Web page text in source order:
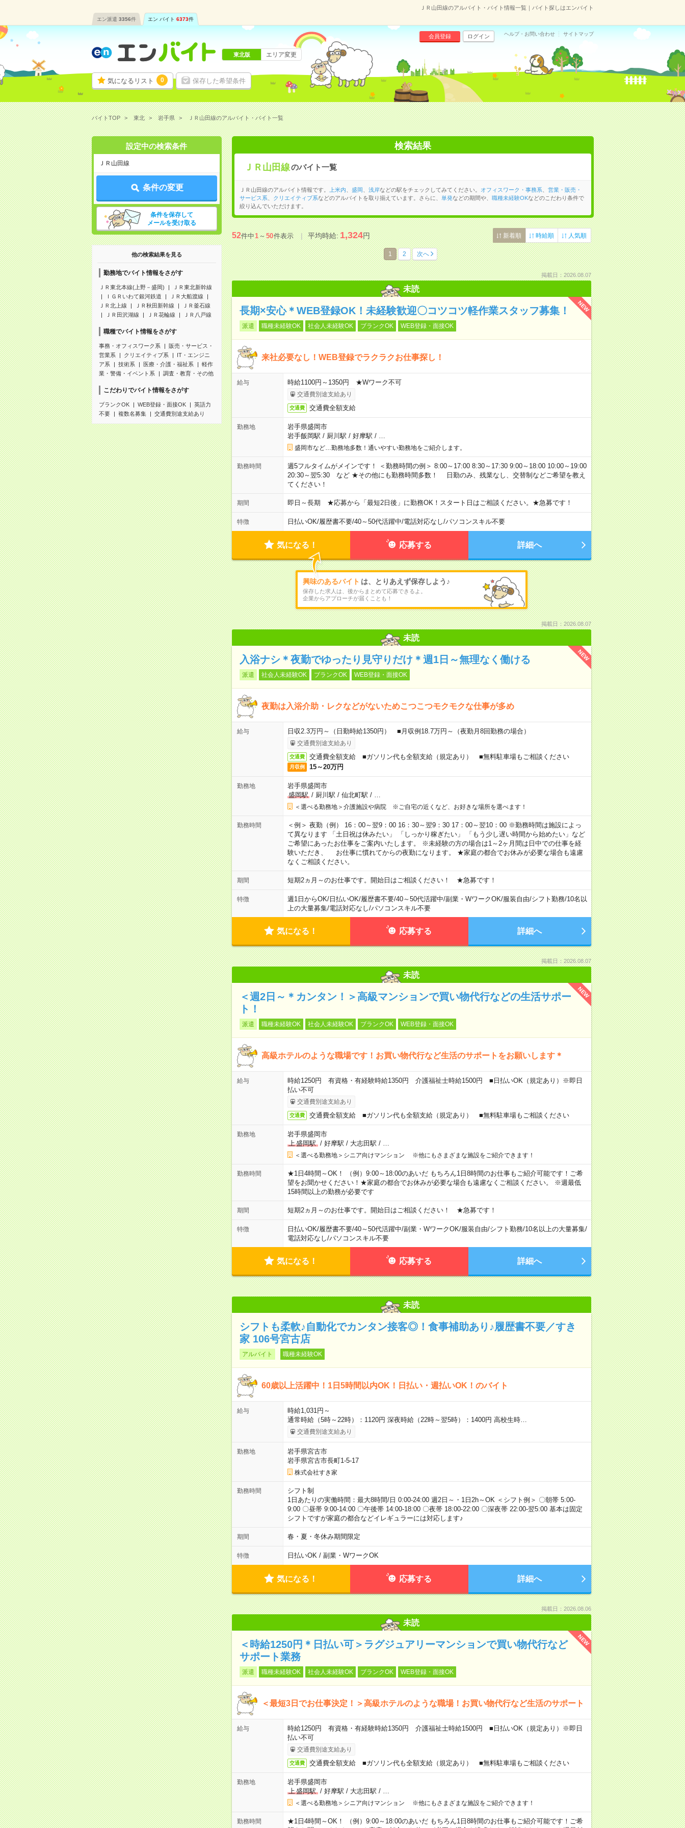
ＪＲ山田線のアルバイト・バイト情報一覧｜バイト探しはエンバイト
エン派遣 3356件 エン バイト 6373件
気になるリスト 0 保存した希望条件
会員登録 ログイン ヘルプ・お問い合わせ サイトマップ
東北版 エリア変更
バイトTOP 東北 岩手県 ＪＲ山田線のアルバイト・バイト一覧
設定中の検索条件
ＪＲ山田線
条件の変更
条件を保存して
メールを受け取る
他の検索結果を見る
勤務地でバイト情報をさがす
ＪＲ東北本線(上野－盛岡)
ＪＲ東北新幹線
ＩＧＲいわて銀河鉄道
ＪＲ大船渡線
ＪＲ北上線
ＪＲ秋田新幹線
ＪＲ釜石線
ＪＲ田沢湖線
ＪＲ花輪線 ＪＲ八戸線
職種でバイト情報をさがす
事務・オフィスワーク系
販売・サービス・
営業系
クリエイティブ系
IT・エンジニ
ア系
技術系 医療・介護・福祉系
軽作
業・警備・イベント系
調査・教育・その他
こだわりでバイト情報をさがす
ブランクOK WEB登録・面接OK
英語力
不要
複数名募集 交通費別途支給あり
検索結果
ＪＲ山田線のバイト一覧
ＪＲ山田線のアルバイト情報です。 上米内 盛岡 浅岸などの駅をチェックしてみてください。 オフィスワーク・事務系
営業・販売・
サービス系
クリエイティブ系などのアルバイトを取り揃えています。さらに、 単発などの期間や、 職種未経験OKなどのこだわり条件で
絞り込んでいただけます。
52件中1～50件表示 平均時給:1,324円 新着順 時給順 人気順
1 2 次へ
掲載日：2026.08.07
未読
NEW
長期×安心＊WEB登録OK！未経験歓迎〇コツコツ軽作業スタッフ募集！
派遣 職種未経験OK 社会人未経験OK ブランクOK WEB登録・面接OK
来社必要なし！WEB登録でラクラクお仕事探し！
給与 時給1100円～1350円 ★Wワーク不可
交通費別途支給あり
交通費 交通費全額支給
勤務地
岩手県盛岡市
岩手飯岡駅 / 厨川駅 / 好摩駅 /
盛岡市など…勤務地多数！通いやすい勤務地をご紹介します。
勤務時間
週5フルタイムがメインです！ ＜勤務時間の例＞ 8:00～17:00 8:30～17:30 9:00～18:00 10:00～19:00
20:30～翌5:30 など ★その他にも勤務時間多数！ 日勤のみ、残業なし、交替制などご希望を教え
てください！
期間 即日～長期 ★応募から「最短2日後」に勤務OK！スタート日はご相談ください。★急募です！
特徴 日払いOK/履歴書不要/40～50代活躍中/電話対応なし/パソコンスキル不要
気になる！ 応募する 詳細へ
興味のあるバイト は、とりあえず保存しよう♪
保存した求人は、後からまとめて応募できるよ。
企業からアプローチが届くことも！
掲載日：2026.08.07
未読
NEW
入浴ナシ＊夜勤でゆったり見守りだけ＊週1日～無理なく働ける
派遣 社会人未経験OK ブランクOK WEB登録・面接OK
夜勤は入浴介助・レクなどがないためこつこつモクモクな仕事が多め
給与 日収2.3万円～（日勤時給1350円） ■月収例18.7万円～（夜勤月8回勤務の場合）
交通費別途支給あり
交通費 交通費全額支給 ■ガソリン代も全額支給（規定あり） ■無料駐車場もご相談ください
月収例 15～20万円
勤務地
岩手県盛岡市
盛岡駅/ 厨川駅 / 仙北町駅 /
＜選べる勤務地＞介護施設や病院 ※ご自宅の近くなど、お好きな場所を選べます！
勤務時間
＜例＞ 夜勤（例） 16：00～翌9：00 16：30～翌9：30 17：00～翌10：00 ※勤務時間は施設によっ
て異なります 「土日祝は休みたい」 「しっかり稼ぎたい」 「もう少し遅い時間から始めたい」など
ご希望にあったお仕事をご案内いたします。 ※未経験の方の場合は1～2ヶ月間は日中での仕事を経
験いただき、 お仕事に慣れてからの夜勤になります。 ★家庭の都合でお休みが必要な場合も遠慮
なくご相談ください。
期間 短期2ヵ月～のお仕事です。開始日はご相談ください！ ★急募です！
特徴 週1日からOK/日払いOK/履歴書不要/40～50代活躍中/副業・WワークOK/服装自由/シフト勤務/10名以
上の大量募集/電話対応なし/パソコンスキル不要
気になる！ 応募する 詳細へ
掲載日：2026.08.07
未読
NEW
＜週2日～＊カンタン！＞高級マンションで買い物代行などの生活サポー
ト！
派遣 職種未経験OK 社会人未経験OK ブランクOK WEB登録・面接OK
高級ホテルのような職場です！お買い物代行など生活のサポートをお願いします＊
給与
時給1250円 有資格・有経験時給1350円 介護福祉士時給1500円 ■日払いOK（規定あり）※即日
払い不可
交通費別途支給あり
交通費 交通費全額支給 ■ガソリン代も全額支給（規定あり） ■無料駐車場もご相談ください
勤務地
岩手県盛岡市
上盛岡駅 / 好摩駅 / 大志田駅 /
＜選べる勤務地＞シニア向けマンション ※他にもさまざまな施設をご紹介できます！
勤務時間
★1日4時間～OK！ （例）9:00～18:00のあいだ もちろん1日8時間のお仕事もご紹介可能です！ご希
望をお聞かせください！★家庭の都合でお休みが必要な場合も遠慮なくご相談ください。 ※週最低
15時間以上の勤務が必要です
期間 短期2ヵ月～のお仕事です。開始日はご相談ください！ ★急募です！
特徴 日払いOK/履歴書不要/40～50代活躍中/副業・WワークOK/服装自由/シフト勤務/10名以上の大量募集/
電話対応なし/パソコンスキル不要
気になる！ 応募する 詳細へ
未読
シフトも柔軟♪自動化でカンタン接客◎！食事補助あり♪履歴書不要／すき
家 106号宮古店
アルバイト 職種未経験OK
60歳以上活躍中！1日5時間以内OK！日払い・週払いOK！のバイト
給与
時給1,031円～
通常時給（5時～22時）：1120円 深夜時給（22時～翌5時）：1400円 高校生時…
交通費別途支給あり
勤務地
岩手県宮古市
岩手県宮古市長町1-5-17
株式会社すき家
勤務時間
シフト制
1日あたりの実働時間：最大8時間/日 0:00-24:00 週2日～・1日2h～OK ＜シフト例＞ 〇朝帯 5:00-
9:00 〇昼帯 9:00-14:00 〇午後帯 14:00-18:00 〇夜帯 18:00-22:00 〇深夜帯 22:00-翌5:00 基本は固定
シフトですが家庭の都合などイレギュラーには対応します♪
期間 春・夏・冬休み期間限定
特徴 日払いOK / 副業・WワークOK
気になる！ 応募する 詳細へ
掲載日：2026.08.06
未読
NEW
＜時給1250円＊日払い可＞ラグジュアリーマンションで買い物代行など
サポート業務
派遣 職種未経験OK 社会人未経験OK ブランクOK WEB登録・面接OK
＜最短3日でお仕事決定！＞高級ホテルのような職場！お買い物代行など生活のサポート
給与
時給1250円 有資格・有経験時給1350円 介護福祉士時給1500円 ■日払いOK（規定あり）※即日
払い不可
交通費別途支給あり
交通費 交通費全額支給 ■ガソリン代も全額支給（規定あり） ■無料駐車場もご相談ください
勤務地
岩手県盛岡市
上盛岡駅 / 好摩駅 / 大志田駅 /
＜選べる勤務地＞シニア向けマンション ※他にもさまざまな施設をご紹介できます！
勤務時間
★1日4時間～OK！ （例）9:00～18:00のあいだ もちろん1日8時間のお仕事もご紹介可能です！ご希